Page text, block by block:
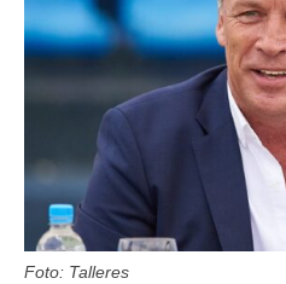
Foto: Talleres